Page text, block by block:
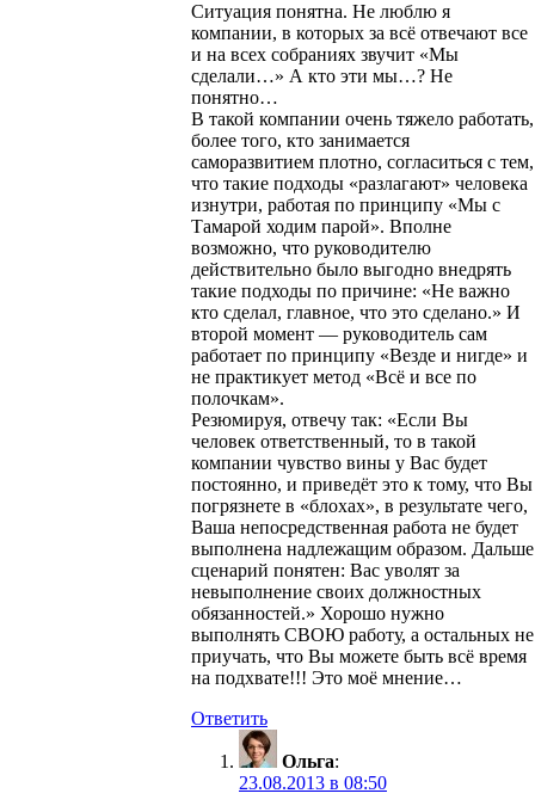
Ситуация понятна. Не люблю я
компании, в которых за всё отвечают все
и на всех собраниях звучит «Мы
сделали…» А кто эти мы…? Не
понятно…
В такой компании очень тяжело работать,
более того, кто занимается
саморазвитием плотно, согласиться с тем,
что такие подходы «разлагают» человека
изнутри, работая по принципу «Мы с
Тамарой ходим парой». Вполне
возможно, что руководителю
действительно было выгодно внедрять
такие подходы по причине: «Не важно
кто сделал, главное, что это сделано.» И
второй момент — руководитель сам
работает по принципу «Везде и нигде» и
не практикует метод «Всё и все по
полочкам».
Резюмируя, отвечу так: «Если Вы
человек ответственный, то в такой
компании чувство вины у Вас будет
постоянно, и приведёт это к тому, что Вы
погрязнете в «блохах», в результате чего,
Ваша непосредственная работа не будет
выполнена надлежащим образом. Дальше
сценарий понятен: Вас уволят за
невыполнение своих должностных
обязанностей.» Хорошо нужно
выполнять СВОЮ работу, а остальных не
приучать, что Вы можете быть всё время
на подхвате!!! Это моё мнение…
Ответить
Ольга:
23.08.2013 в 08:50